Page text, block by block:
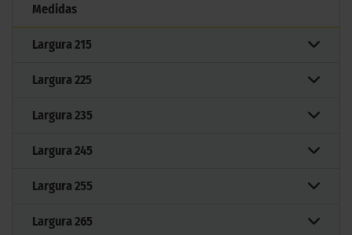
Medidas
Largura 215
Largura 225
Largura 235
Largura 245
Largura 255
Largura 265